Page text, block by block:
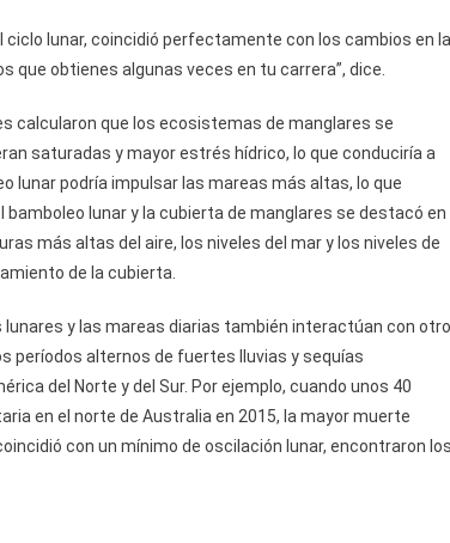
lunar, coincidió perfectamente con los cambios en la
que obtienes algunas veces en tu carrera”, dice.
calcularon que los ecosistemas de manglares se
saturadas y mayor estrés hídrico, lo que conduciría a
lunar podría impulsar las mareas más altas, lo que
lunar y la cubierta de manglares se destacó en
más altas del aire, los niveles del mar y los niveles de
de la cubierta.
y las mareas diarias también interactúan con
períodos alternos de fuertes lluvias y sequías
del Norte y del Sur. Por ejemplo, cuando unos 40
en el norte de Australia en 2015, la mayor muerte
con un mínimo de oscilación lunar, encontraron